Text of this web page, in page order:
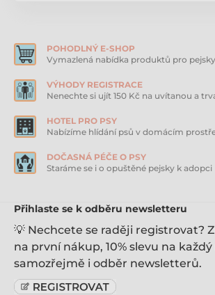
POHODLNÝ E-SHOP
Vymazlená nabídka produktů pro
VÝHODY REGISTRACE
Nenechte si ujít 150 Kč na uvítanou a
HOTEL PRO PSY
Nabízíme hlídání psů v domácím
DOČASNÁ PÉČE O PSY
Staráme se i o opuštěné pejsky k adopci
Přihlaste se k odběru newsletteru
💡 Nechcete se raději registrovat?
na první nákup, 10% slevu na
samozřejmě i odběr newsletterů.